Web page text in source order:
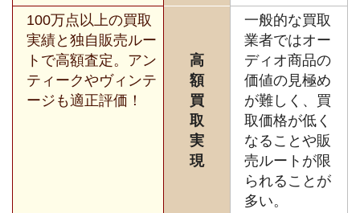
100万点以上の買取
実績と独自販売ルー
トで高額査定。アン
ティークやヴィンテ
ージも適正評価！
高
額
買
取
実
現
一般的な買取
業者ではオー
ディオ商品の
価値の見極め
が難しく、買
取価格が低く
なることや販
売ルートが限
られることが
多い。